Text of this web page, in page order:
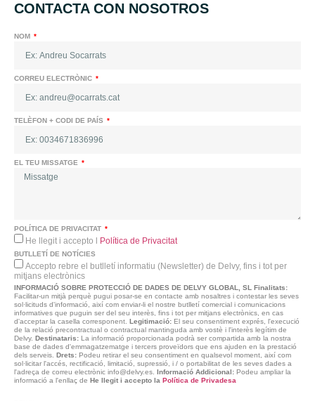
CONTACTA CON NOSOTROS
NOM
CORREU ELECTRÒNIC
TELÈFON + CODI DE PAÍS
EL TEU MISSATGE
POLÍTICA DE PRIVACITAT
He llegit i accepto l Política de Privacitat
BUTLLETÍ DE NOTÍCIES
Accepto rebre el butlletí informatiu (Newsletter) de Delvy, fins i tot per
mitjans electrònics
INFORMACIÓ SOBRE PROTECCIÓ DE DADES DE DELVY GLOBAL, SL Finalitats:
Facilitar-un mitjà perquè pugui posar-se en contacte amb nosaltres i contestar les seves
sol·licituds d'informació, així com enviar-li el nostre butlletí comercial i comunicacions
informatives que puguin ser del seu interès, fins i tot per mitjans electrònics, en cas
d'acceptar la casella corresponent. Legitimació: El seu consentiment exprés, l'execució
de la relació precontractual o contractual mantinguda amb vostè i l'interès legítim de
Delvy. Destinataris: La informació proporcionada podrà ser compartida amb la nostra
base de dades d'emmagatzematge i tercers proveïdors que ens ajuden en la prestació
dels serveis. Drets: Podeu retirar el seu consentiment en qualsevol moment, així com
sol·licitar l'accés, rectificació, limitació, supressió, i / o portabilitat de les seves dades a
l'adreça de correu electrònic info@delvy.es. Informació Addicional: Podeu ampliar la
informació a l'enllaç de He llegit i accepto la Política de Privadesa